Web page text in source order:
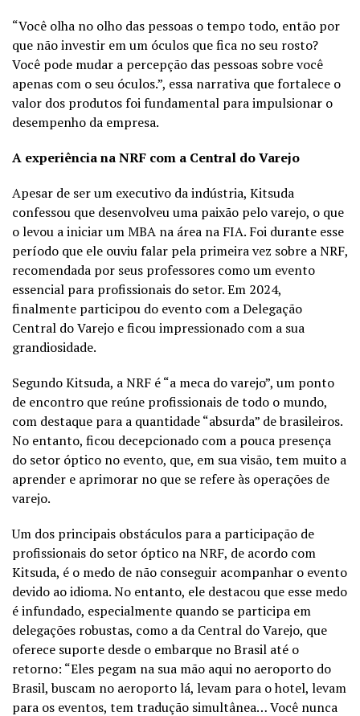
“Você olha no olho das pessoas o tempo todo, então por
que não investir em um óculos que fica no seu rosto?
Você pode mudar a percepção das pessoas sobre você
apenas com o seu óculos.”, essa narrativa que fortalece o
valor dos produtos foi fundamental para impulsionar o
desempenho da empresa.
A experiência na NRF com a Central do Varejo
Apesar de ser um executivo da indústria, Kitsuda
confessou que desenvolveu uma paixão pelo varejo, o que
o levou a iniciar um MBA na área na FIA. Foi durante esse
período que ele ouviu falar pela primeira vez sobre a NRF,
recomendada por seus professores como um evento
essencial para profissionais do setor. Em 2024,
finalmente participou do evento com a Delegação
Central do Varejo e ficou impressionado com a sua
grandiosidade.
Segundo Kitsuda, a NRF é “a meca do varejo”, um ponto
de encontro que reúne profissionais de todo o mundo,
com destaque para a quantidade “absurda” de brasileiros.
No entanto, ficou decepcionado com a pouca presença
do setor óptico no evento, que, em sua visão, tem muito a
aprender e aprimorar no que se refere às operações de
varejo.
Um dos principais obstáculos para a participação de
profissionais do setor óptico na NRF, de acordo com
Kitsuda, é o medo de não conseguir acompanhar o evento
devido ao idioma. No entanto, ele destacou que esse medo
é infundado, especialmente quando se participa em
delegações robustas, como a da Central do Varejo, que
oferece suporte desde o embarque no Brasil até o
retorno: “Eles pegam na sua mão aqui no aeroporto do
Brasil, buscam no aeroporto lá, levam para o hotel, levam
para os eventos, tem tradução simultânea… Você nunca